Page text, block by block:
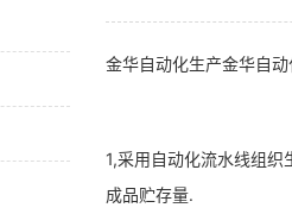
金华自动化生产金华自
1,采用自动化流水线组
成品贮存量.